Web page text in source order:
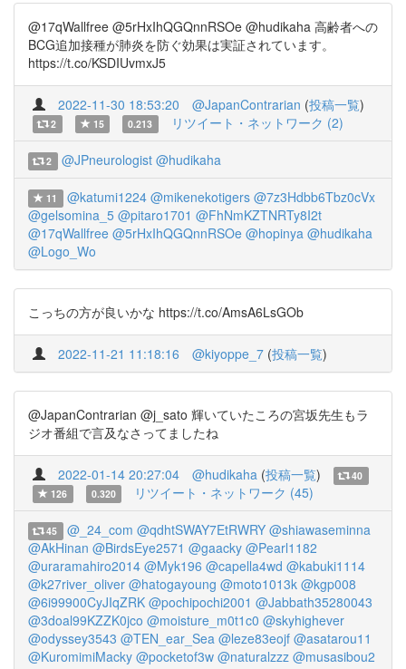
@17qWallfree @5rHxIhQGQnnRSOe @hudikaha 高齢者への
BCG追加接種が肺炎を防ぐ効果は実証されています。
https://t.co/KSDIUvmxJ5
2022-11-30 18:53:20 @JapanContrarian (投稿一覧)
2 15 0.213 リツイート・ネットワーク (2)
2 @JPneurologist @hudikaha
11 @katumi1224 @mikenekotigers @7z3Hdbb6Tbz0cVx
@gelsomina_5 @pitaro1701 @FhNmKZTNRTy8I2t
@17qWallfree @5rHxIhQGQnnRSOe @hopinya @hudikaha
@Logo_Wo
こっちの方が良いかな https://t.co/AmsA6LsGOb
2022-11-21 11:18:16 @kiyoppe_7 (投稿一覧)
@JapanContrarian @j_sato 輝いていたころの宮坂先生もラ
ジオ番組で言及なさってましたね
2022-01-14 20:27:04 @hudikaha (投稿一覧)
40
126
0.320 リツイート・ネットワーク (45)
45 @_24_com @qdhtSWAY7EtRWRY @shiawaseminna
@AkHinan @BirdsEye2571 @gaacky @Pearl1182
@uraramahiro2014 @Myk196 @capella4wd @kabuki1114
@k27river_oliver @hatogayoung @moto1013k @kgp008
@6i99900CyJIqZRK @pochipochi2001 @Jabbath35280043
@3doal99KZZK0jco @moisture_m0t1c0 @skyhighever
@odyssey3543 @TEN_ear_Sea @leze83eojf @asatarou11
@KuromimiMacky @pocketof3w @naturalzzz @musasibou2